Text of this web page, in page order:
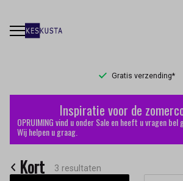
Gratis verzending*
Kort
Keskusta
Inspiratie voor de
OPRUIMING vind u onder Sale en heeft u vragen
Wij helpen u graag.
Kort 3 resultaten